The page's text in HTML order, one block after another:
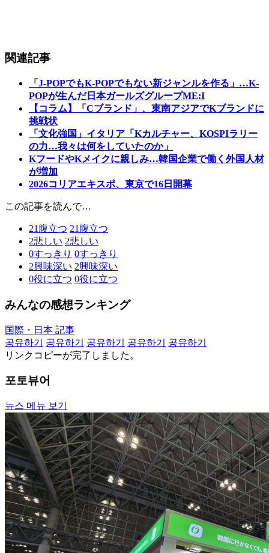
関連記事
「J-POPでもK-POPでもない新ジャンルを作る」…K-
POPが生んだ日本ガールズグループME:I
【コラム】「Cブランド」、東南アジアでKブランドに
挑戦状
「文化強国」イタリア「Kカルチャー、KOSPIラリー
の力…我々は何をしていたのか」
KフードやKメイクに親しみ…韓国企業で働く外国人材
が増加
2026コリアエキスポ、東京で16日開幕
この記事を読んで…
21 腹立つ 21 腹立つ
2悲しい 2悲しい
0すっきり 0すっきり
2興味深い 2興味深い
0役に立つ 0役に立つ
みんなの感想ランキング
国際・日本 記事
공유하기
공유하기 공유하기 공유하기
공유하기
リンクコピーが完了しました。
포토뷰어
뉴스 메뉴 보기